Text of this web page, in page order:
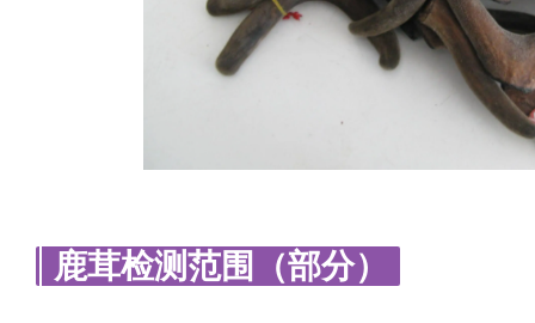
鹿茸检测范围（部分）